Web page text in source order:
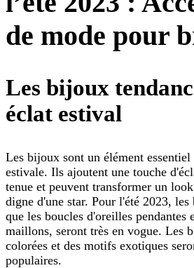
de mode pour
Les bijoux
éclat estival
Les bijoux sont un élément
estivale. Ils ajoutent une touche
tenue et peuvent transformer un
digne d'une star. Pour l'été 2023,
que les boucles d'oreilles pendantes
maillons, seront très en vogue. Les
colorées et des motifs exotiques
populaires.